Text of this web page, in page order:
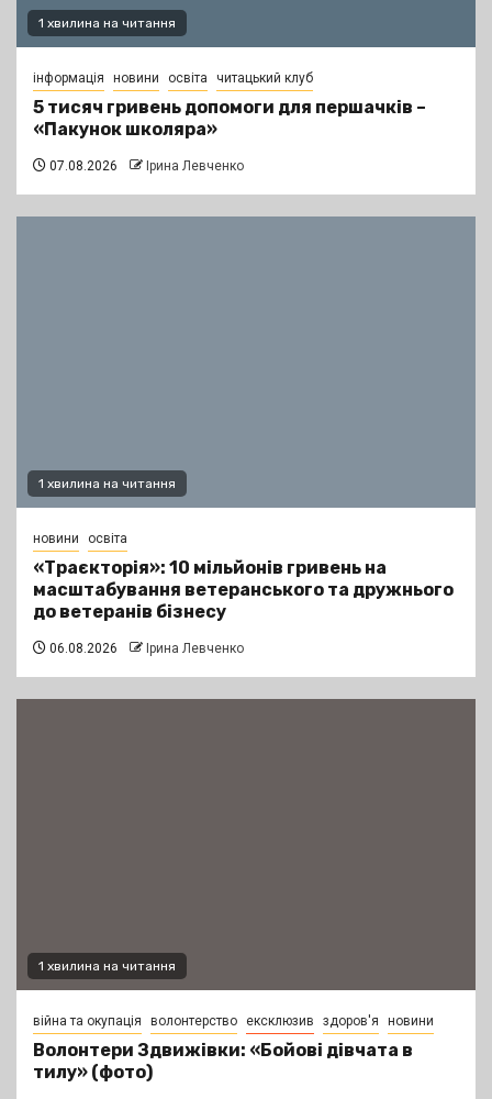
1 хвилина на читання
інформація новини освіта читацький клуб
5 тисяч гривень допомоги для першачків –
«Пакунок школяра»
07.08.2026 Ірина Левченко
1 хвилина на читання
новини освіта
«Траєкторія»: 10 мільйонів гривень на
масштабування ветеранського та дружнього
до ветеранів бізнесу
06.08.2026 Ірина Левченко
1 хвилина на читання
війна та окупація волонтерство ексклюзив здоров'я новини
Волонтери Здвижівки: «Бойові дівчата в
тилу» (фото)